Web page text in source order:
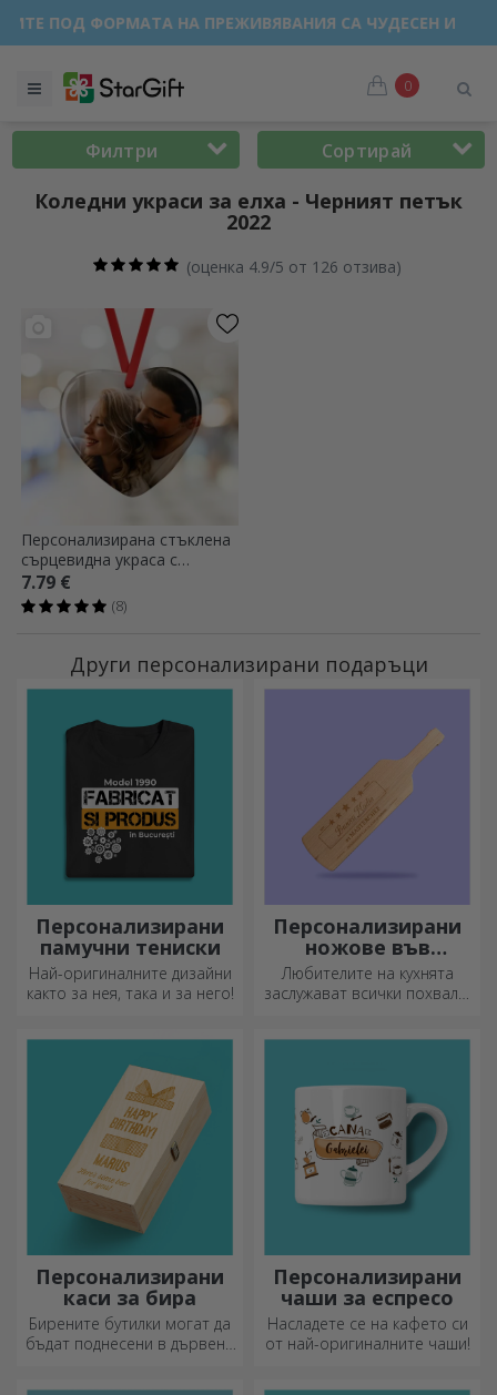
🌴 ДО -40% ОТСТЪПКА ЗА НАД 100
0
Филтри Сортирай
Коледни украси за елха - Черният петък
2022
(оценка 4.9/5 от 126 отзива)
Персонализирана стъклена
сърцевидна украса с
фотография
7.79 €
(8)
Други персонализирани подаръци
Персонализирани
памучни тениски
Най-оригиналните дизайни
както за нея, така и за него!
Персонализирани
ножове във
формата на
бутилка
Любителите на кухнята
заслужават всички похвали.
Персонализирани
каси за бира
Бирените бутилки могат да
бъдат поднесени в дървени
Персонализирани
чаши за еспресо
Насладете се на кафето си
от най-оригиналните чаши!